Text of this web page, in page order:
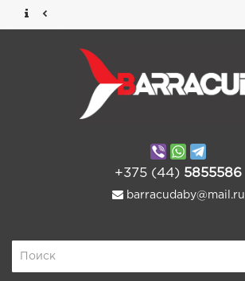
+375 (44) 5855586
barracudaby@mail.ru